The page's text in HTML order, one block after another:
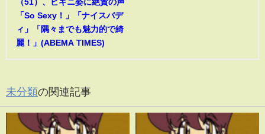
（51）、ビキニ姿に絶賛の声
「So Sexy！」「ナイスバデ
ィ」「隅々までも魅力的で綺
麗！」(ABEMA TIMES)
未分類の関連記事